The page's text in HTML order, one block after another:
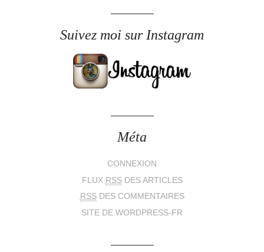
Suivez moi sur Instagram
Méta
CONNEXION
FLUX RSSDES ARTICLES
RSSDES COMMENTAIRES
SITE DE WORDPRESS-FR